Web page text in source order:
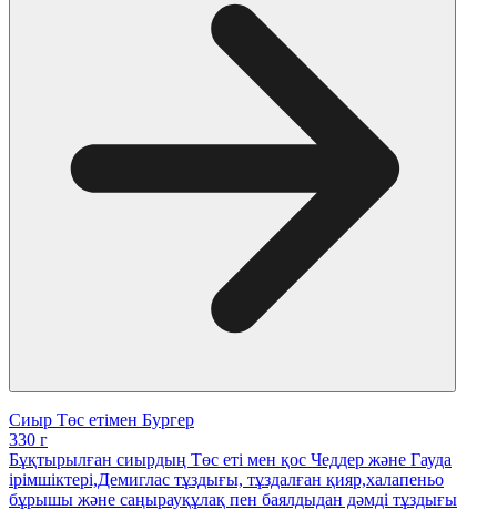
Сиыр Төс етімен Бургер
330 г
Бұқтырылған сиырдың Төс еті мен қос Чеддер және Гауда
ірімшіктері,Демиглас тұздығы, тұздалған қияр,халапеньо
бұрышы және саңырауқұлақ пен баялдыдан дәмді тұздығы